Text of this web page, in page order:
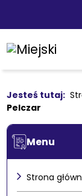
Pelczar
Menu
Strona